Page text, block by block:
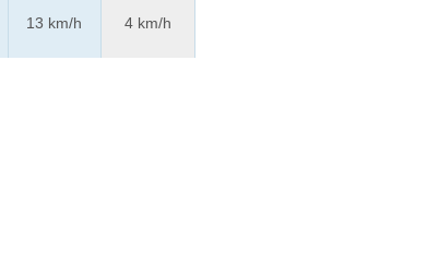
13 km/h
4 km/h